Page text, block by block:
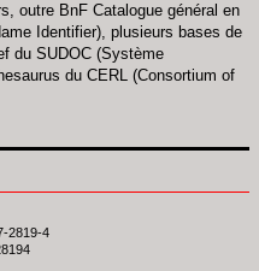
outre BnF Catalogue général en
Identifier), plusieurs bases de
du SUDOC (Système
du CERL (Consortium of
2819-4